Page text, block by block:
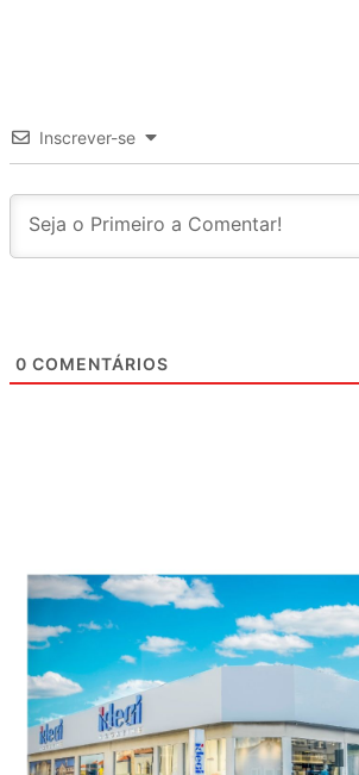
Inscrever-se
0 COMENTÁRIOS